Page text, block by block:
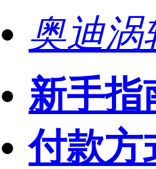
奥迪涡
新手指
付款方